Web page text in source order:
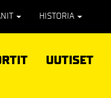
HISTORIA
UUTISET